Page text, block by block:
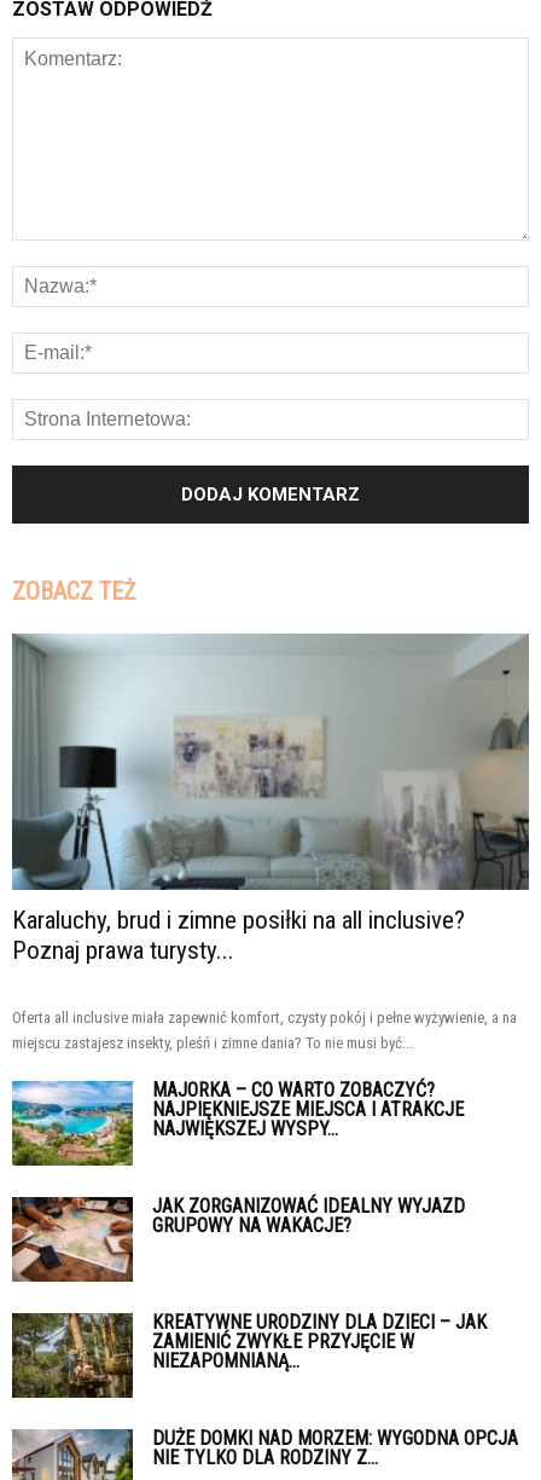
ZOSTAW ODPOWIEDŹ
ZOBACZ TEŻ
Karaluchy, brud i zimne posiłki na all inclusive?
Poznaj prawa turysty...
Oferta all inclusive miała zapewnić komfort, czysty pokój i pełne wyżywienie, a na
miejscu zastajesz insekty, pleśń i zimne dania? To nie musi być...
MAJORKA – CO WARTO ZOBACZYĆ?
NAJPIĘKNIEJSZE MIEJSCA I ATRAKCJE
NAJWIĘKSZEJ WYSPY...
JAK ZORGANIZOWAĆ IDEALNY WYJAZD
GRUPOWY NA WAKACJE?
KREATYWNE URODZINY DLA DZIECI – JAK
ZAMIENIĆ ZWYKŁE PRZYJĘCIE W
NIEZAPOMNIANĄ...
DUŻE DOMKI NAD MORZEM: WYGODNA OPCJA
NIE TYLKO DLA RODZINY Z...